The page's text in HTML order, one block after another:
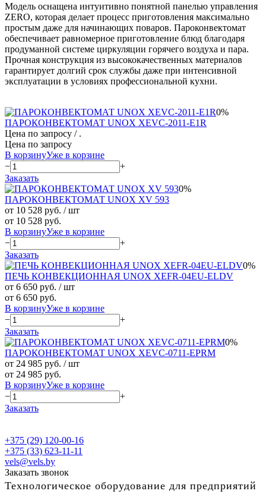
Модель оснащена интуитивно понятной панелью управления
ZERO, которая делает процесс приготовления максимально
простым даже для начинающих поваров. Пароконвектомат
обеспечивает равномерное приготовление блюд благодаря
продуманной системе циркуляции горячего воздуха и пара.
Прочная конструкция из высококачественных материалов
гарантирует долгий срок службы даже при интенсивной
эксплуатации в условиях профессиональной кухни.
0%
ПАРОКОНВЕКТОМАТ UNOX XEVC-2011-E1R
Цена по запросу / .
Цена по запросу
В корзинуУже в корзине
−
+
Заказать
0%
ПАРОКОНВЕКТОМАТ UNOX XV 593
от 10 528 руб. / шт
от 10 528 руб.
В корзинуУже в корзине
−
+
Заказать
0%
ПЕЧЬ КОНВЕКЦИОННАЯ UNOX XEFR-04EU-ELDV
от 6 650 руб. / шт
от 6 650 руб.
В корзинуУже в корзине
−
+
Заказать
0%
ПАРОКОНВЕКТОМАТ UNOX XEVC-0711-EPRM
от 24 985 руб. / шт
от 24 985 руб.
В корзинуУже в корзине
−
+
Заказать
+375 (29) 120-00-16
+375 (33) 623-11-11
vels@vels.by
Заказать звонок
Технологическое оборудование для предприятий